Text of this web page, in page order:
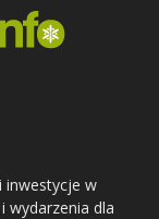
inwestycje w
wydarzenia dla